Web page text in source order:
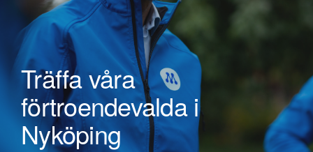
Träffa våra
förtroendevalda i
Nyköping